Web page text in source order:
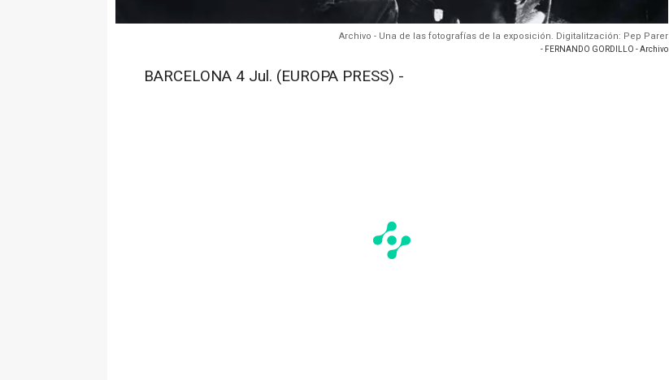
Archivo - Una de las fotografías de la exposición. Digitalitzación: Pep Parer
- FERNANDO GORDILLO - Archivo
BARCELONA 4 Jul. (EUROPA PRESS) -